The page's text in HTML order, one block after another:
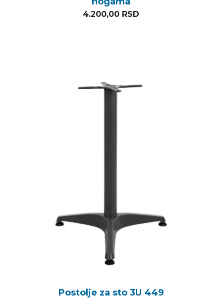
4.200,00 RSD
Postolje za sto 3U 449